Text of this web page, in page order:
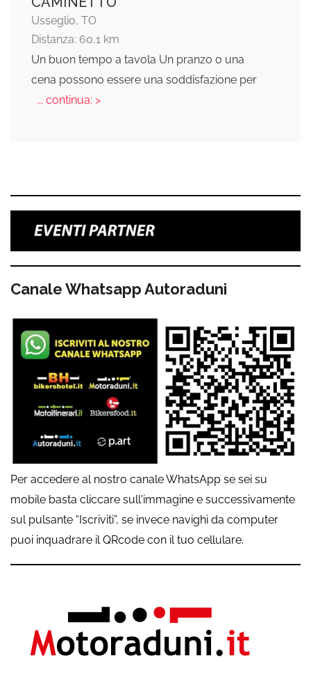
Usseglio, TO
Distanza: 60,1 km
Un buon tempo a tavola Un pranzo o una
cena possono essere una soddisfazione per
... continua: >
Canale Whatsapp Autoraduni
Per accedere al nostro canale WhatsApp se sei su
mobile basta cliccare sull'immagine e successivamente
sul pulsante “Iscriviti”, se invece navighi da computer
puoi inquadrare il QRcode con il tuo cellulare.